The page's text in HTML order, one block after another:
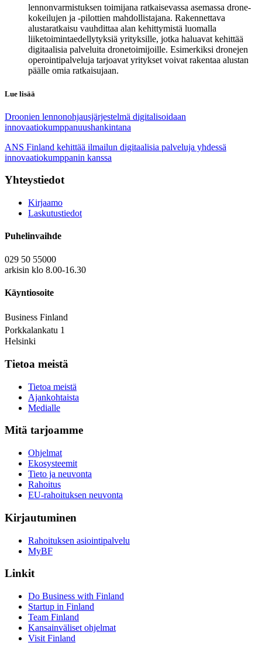
lennonvarmistuksen toimijana ratkaisevassa asemassa drone-
kokeilujen ja -pilottien mahdollistajana. Rakennettava
alustaratkaisu vauhdittaa alan kehittymistä luomalla
liiketoimintaedellytyksiä yrityksille, jotka haluavat kehittää
digitaalisia palveluita dronetoimijoille. Esimerkiksi dronejen
operointipalveluja tarjoavat yritykset voivat rakentaa alustan
päälle omia ratkaisujaan.
Lue lisää
Droonien lennonohjausjärjestelmä digitalisoidaan
innovaatiokumppanuushankintana
ANS Finland kehittää ilmailun digitaalisia palveluja yhdessä
innovaatiokumppanin kanssa
Yhteystiedot
Kirjaamo
Laskutustiedot
Puhelinvaihde
029 50 55000
arkisin klo 8.00-16.30
Käyntiosoite
Business Finland
Porkkalankatu 1
Helsinki
Tietoa meistä
Tietoa meistä
Ajankohtaista
Medialle
Mitä tarjoamme
Ohjelmat
Ekosysteemit
Tieto ja neuvonta
Rahoitus
EU-rahoituksen neuvonta
Kirjautuminen
Rahoituksen asiointipalvelu
MyBF
Linkit
Do Business with Finland
Startup in Finland
Team Finland
Kansainväliset ohjelmat
Visit Finland